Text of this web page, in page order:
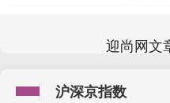
迎尚网文
沪深京指数